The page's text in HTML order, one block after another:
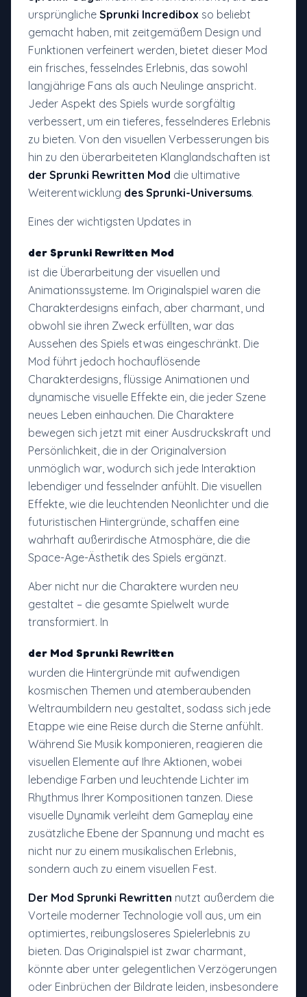
ursprüngliche Sprunki Incredibox so beliebt
gemacht haben, mit zeitgemäßem Design und
Funktionen verfeinert werden, bietet dieser Mod
ein frisches, fesselndes Erlebnis, das sowohl
langjährige Fans als auch Neulinge anspricht.
Jeder Aspekt des Spiels wurde sorgfältig
verbessert, um ein tieferes, fesselnderes Erlebnis
zu bieten. Von den visuellen Verbesserungen bis
hin zu den überarbeiteten Klanglandschaften ist
der Sprunki Rewritten Mod die ultimative
Weiterentwicklung des Sprunki-Universums.
Eines der wichtigsten Updates in
der Sprunki Rewritten Mod
ist die Überarbeitung der visuellen und
Animationssysteme. Im Originalspiel waren die
Charakterdesigns einfach, aber charmant, und
obwohl sie ihren Zweck erfüllten, war das
Aussehen des Spiels etwas eingeschränkt. Die
Mod führt jedoch hochauflösende
Charakterdesigns, flüssige Animationen und
dynamische visuelle Effekte ein, die jeder Szene
neues Leben einhauchen. Die Charaktere
bewegen sich jetzt mit einer Ausdruckskraft und
Persönlichkeit, die in der Originalversion
unmöglich war, wodurch sich jede Interaktion
lebendiger und fesselnder anfühlt. Die visuellen
Effekte, wie die leuchtenden Neonlichter und die
futuristischen Hintergründe, schaffen eine
wahrhaft außerirdische Atmosphäre, die die
Space-Age-Ästhetik des Spiels ergänzt.
Aber nicht nur die Charaktere wurden neu
gestaltet – die gesamte Spielwelt wurde
transformiert. In
der Mod Sprunki Rewritten
wurden die Hintergründe mit aufwendigen
kosmischen Themen und atemberaubenden
Weltraumbildern neu gestaltet, sodass sich jede
Etappe wie eine Reise durch die Sterne anfühlt.
Während Sie Musik komponieren, reagieren die
visuellen Elemente auf Ihre Aktionen, wobei
lebendige Farben und leuchtende Lichter im
Rhythmus Ihrer Kompositionen tanzen. Diese
visuelle Dynamik verleiht dem Gameplay eine
zusätzliche Ebene der Spannung und macht es
nicht nur zu einem musikalischen Erlebnis,
sondern auch zu einem visuellen Fest.
Der Mod Sprunki Rewritten nutzt außerdem die
Vorteile moderner Technologie voll aus, um ein
optimiertes, reibungsloseres Spielerlebnis zu
bieten. Das Originalspiel ist zwar charmant,
könnte aber unter gelegentlichen Verzögerungen
oder Einbrüchen der Bildrate leiden, insbesondere